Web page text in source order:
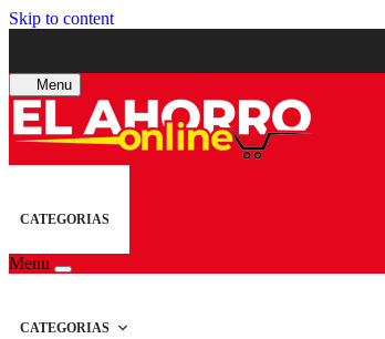
Skip to content
Menu
CATEGORIAS
Menu
CATEGORIAS